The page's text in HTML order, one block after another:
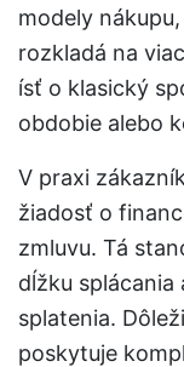
modely
rozkladá na
ísť o klasický
obdobie alebo
V praxi
žiadosť o
zmluvu. Tá
dĺžku splácania
splatenia.
poskytuje